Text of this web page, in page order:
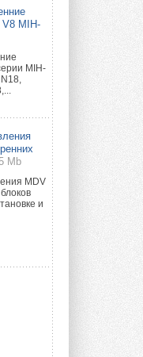
на
...
EC
V8 MIH-
MIH-
Mb
MDV
и